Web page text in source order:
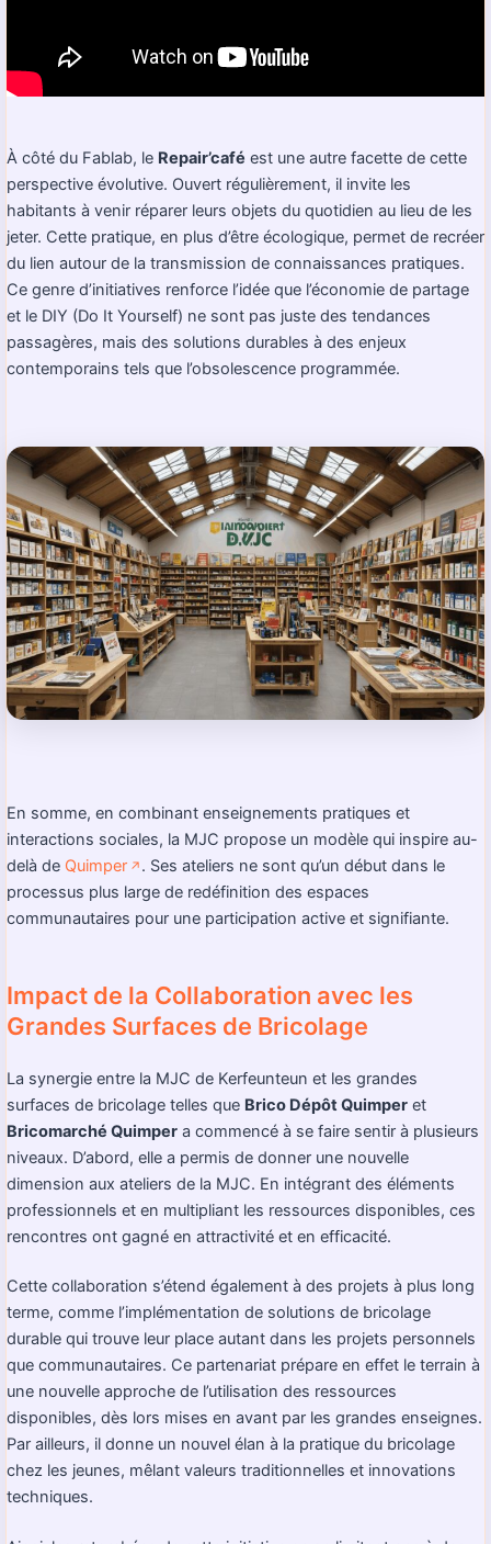
À côté du Fablab, le Repair’café est une autre facette de cette
perspective évolutive. Ouvert régulièrement, il invite les
habitants à venir réparer leurs objets du quotidien au lieu de les
jeter. Cette pratique, en plus d’être écologique, permet de recréer
du lien autour de la transmission de connaissances pratiques.
Ce genre d’initiatives renforce l’idée que l’économie de partage
et le DIY (Do It Yourself) ne sont pas juste des tendances
passagères, mais des solutions durables à des enjeux
contemporains tels que l’obsolescence programmée.
En somme, en combinant enseignements pratiques et
interactions sociales, la MJC propose un modèle qui inspire au-
delà de Quimper↗️ . Ses ateliers ne sont qu’un début dans le
processus plus large de redéfinition des espaces
communautaires pour une participation active et signifiante.
Impact de la Collaboration avec les
Grandes Surfaces de Bricolage
La synergie entre la MJC de Kerfeunteun et les grandes
surfaces de bricolage telles que Brico Dépôt Quimper et
Bricomarché Quimper a commencé à se faire sentir à plusieurs
niveaux. D’abord, elle a permis de donner une nouvelle
dimension aux ateliers de la MJC. En intégrant des éléments
professionnels et en multipliant les ressources disponibles, ces
rencontres ont gagné en attractivité et en efficacité.
Cette collaboration s’étend également à des projets à plus long
terme, comme l’implémentation de solutions de bricolage
durable qui trouve leur place autant dans les projets personnels
que communautaires. Ce partenariat prépare en effet le terrain à
une nouvelle approche de l’utilisation des ressources
disponibles, dès lors mises en avant par les grandes enseignes.
Par ailleurs, il donne un nouvel élan à la pratique du bricolage
chez les jeunes, mêlant valeurs traditionnelles et innovations
techniques.